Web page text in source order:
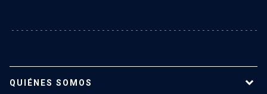
QUIÉNES SOMOS